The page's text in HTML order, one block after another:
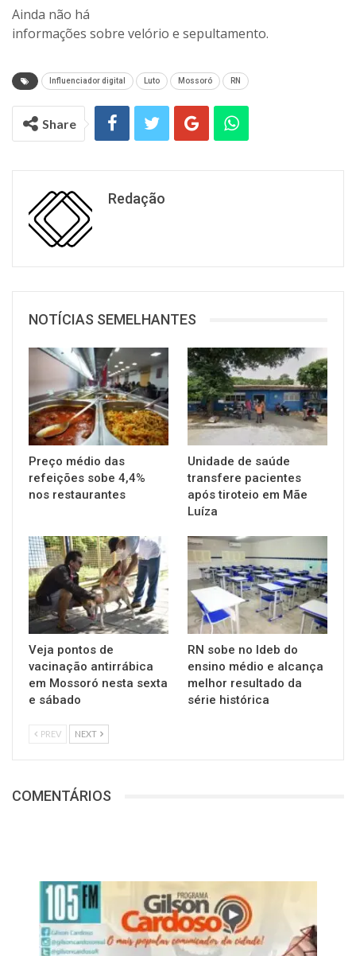
Ainda não há
informações sobre velório e sepultamento.
Influenciador digital Luto Mossoró RN
Share
Redação
NOTÍCIAS SEMELHANTES
Preço médio das
refeições sobe 4,4%
nos restaurantes
Unidade de saúde
transfere pacientes
após tiroteio em Mãe
Luíza
Veja pontos de
vacinação antirrábica
em Mossoró nesta sexta
e sábado
RN sobe no Ideb do
ensino médio e alcança
melhor resultado da
série histórica
PREV NEXT
COMENTÁRIOS